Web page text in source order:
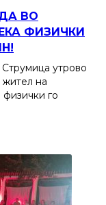
ВО
ФИЗИЧКИ
утрово
на
физички го